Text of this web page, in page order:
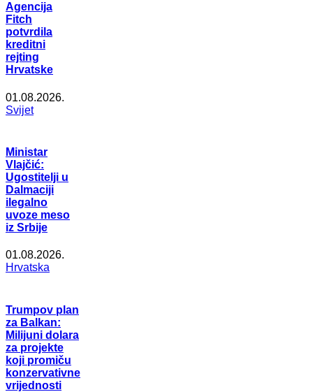
Agencija
Fitch
potvrdila
kreditni
rejting
Hrvatske
01.08.2026.
Svijet
Ministar
Vlajčić:
Ugostitelji u
Dalmaciji
ilegalno
uvoze meso
iz Srbije
01.08.2026.
Hrvatska
Trumpov plan
za Balkan:
Milijuni dolara
za projekte
koji promiču
konzervativne
vrijednosti